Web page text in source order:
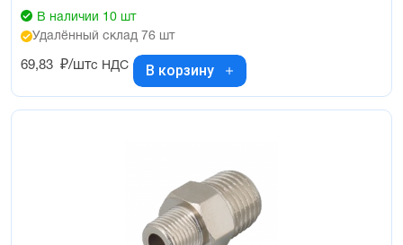
В наличии 10 шт
Удалённый склад 76 шт
69,83 ₽/штс НДС В корзину